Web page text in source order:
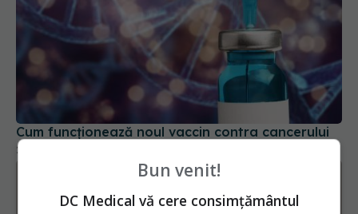
Cum funcționează noul vaccin contra cancerului
29 apr 2026, 13:13
Bun venit!
DC Medical vă cere consimțământul